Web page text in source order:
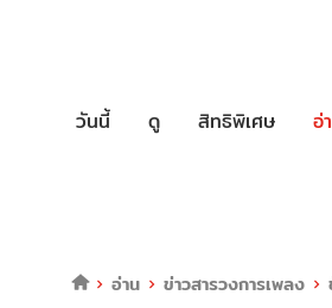
วันนี้ ดู สิทธิพิเศษ อ่
อ่าน ข่าวสารวงการเพลง